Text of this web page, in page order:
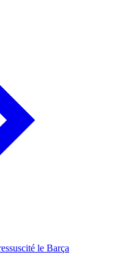
le Barça